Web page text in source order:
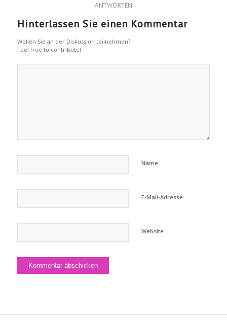
ANTWORTEN
Hinterlassen Sie einen Kommentar
Wollen Sie an der Diskussion teilnehmen?
Feel free to contribute!
Name
E-Mail-Adresse
Website